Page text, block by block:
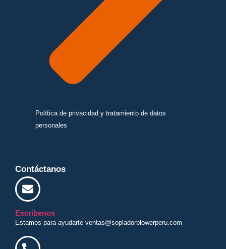
Política de privacidad y tratamiento de datos
personales
Contáctanos
Escríbenos
Estamos para ayudarte ventas@sopladorblowerperu.com